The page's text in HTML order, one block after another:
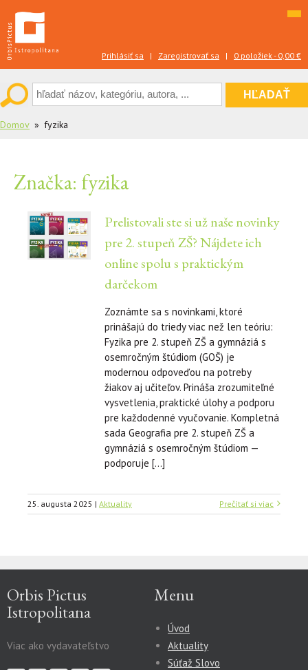
to
content
Prihlásiť sa | Zaregistrovať sa | 0 položiek - 0,00 €
Domov fyzika
Značka: fyzika
Prelistovali ste si už naše novinky
pre 2. stupeň ZŠ? Nájdete ich
online spolu s praktickým
darčekom
Zoznámte sa s novinkami, ktoré
prinášajú do triedy viac než len teóriu:
Fyzika pre 2. stupeň ZŠ a gymnáziá s
osemročným štúdiom (GOŠ) je
modernou odpoveďou na potreby
žiakov aj učiteľov. Prináša zrozumiteľné
vysvetlenia, praktické úlohy a podporu
pre každodenné vyučovanie. Kompletná
sada Geografia pre 2. stupeň ZŠ a
gymnáziá s osemročným štúdiom —
podporuje […]
25. augusta 2025 Prečítať si viac
| Aktuality
Orbis Pictus
Istropolitana
Viac ako vydavateľstvo
Menu
Úvod
Aktuality
Súťaž Slovo